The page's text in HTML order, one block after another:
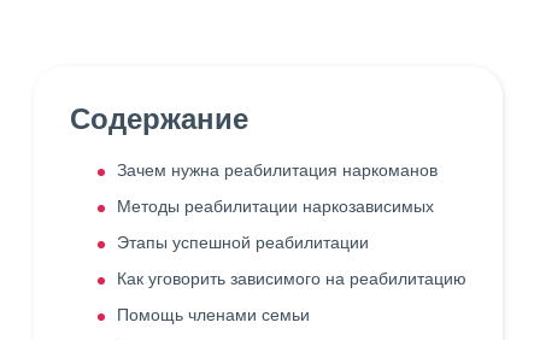
Содержание
Зачем нужна реабилитация наркоманов
Методы реабилитации наркозависимых
Этапы успешной реабилитации
Как уговорить зависимого на реабилитацию
Помощь членами семьи